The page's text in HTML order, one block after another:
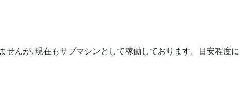
せんが､現在もサブマシンとして稼働しております。目安程度に